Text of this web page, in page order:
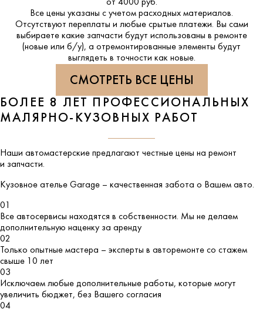
от 4000 руб.
Все цены указаны с учетом расходных материалов.
Отсутствуют переплаты и любые срытые платежи. Вы сами
выбираете какие запчасти будут использованы в ремонте
(новые или б/у), а отремонтированные элементы будут
выглядеть в точности как новые.
СМОТРЕТЬ ВСЕ ЦЕНЫ
БОЛЕЕ 8 ЛЕТ ПРОФЕССИОНАЛЬНЫХ
МАЛЯРНО-КУЗОВНЫХ РАБОТ
Наши автомастерские предлагают честные цены на ремонт
и запчасти.
Кузовное ателье Garage – качественная забота о Вашем авто.
01
Все автосервисы находятся в собственности. Мы не делаем
дополнительную наценку за аренду
02
Только опытные мастера – эксперты в авторемонте со стажем
свыше 10 лет
03
Исключаем любые дополнительные работы, которые могут
увеличить бюджет, без Вашего согласия
04